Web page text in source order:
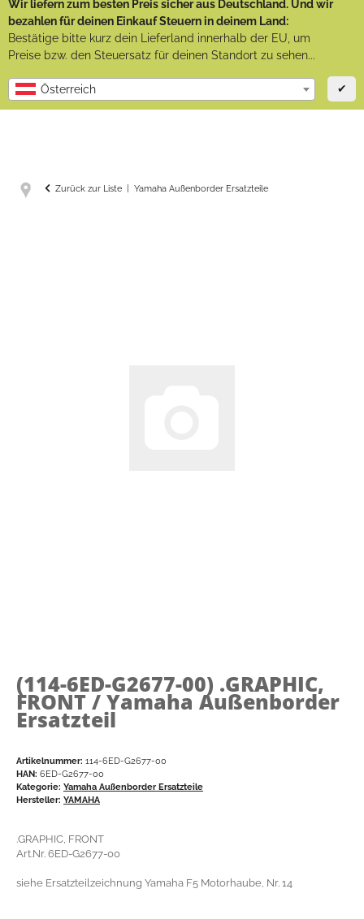
Wir liefern zum besten Preis sicher aus Deutschland. Und wir
bezahlen für deinen Einkauf Steuern in deinem Land:
Bestätige bitte kurz dein Lieferland innerhalb der EU, um
Preise bzw. den Steuersatz für deinen Standort zu sehen...
Österreich ✔
Zurück zur Liste Yamaha Außenborder Ersatzteile
(114-6ED-G2677-00) .GRAPHIC,
FRONT / Yamaha Außenborder
Ersatzteil
Artikelnummer: 114-6ED-G2677-00
HAN: 6ED-G2677-00
Kategorie: Yamaha Außenborder Ersatzteile
Hersteller: YAMAHA
.GRAPHIC, FRONT
Art.Nr. 6ED-G2677-00
siehe Ersatzteilzeichnung Yamaha F5 Motorhaube, Nr. 14